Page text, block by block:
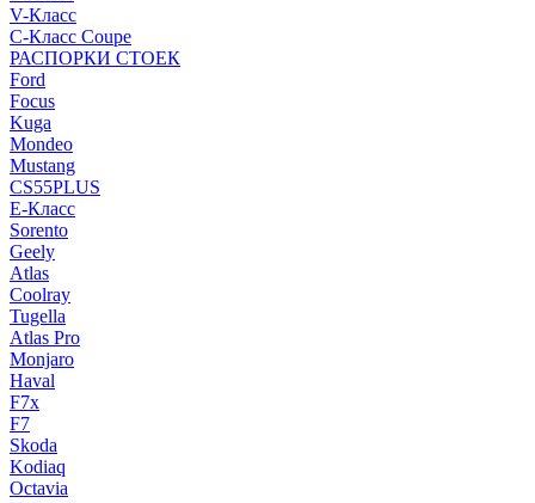
V-Класс
C-Класс Coupe
РАСПОРКИ СТОЕК
Ford
Focus
Kuga
Mondeo
Mustang
CS55PLUS
E-Класс
Sorento
Geely
Atlas
Coolray
Tugella
Atlas Pro
Monjaro
Haval
F7x
F7
Skoda
Kodiaq
Octavia